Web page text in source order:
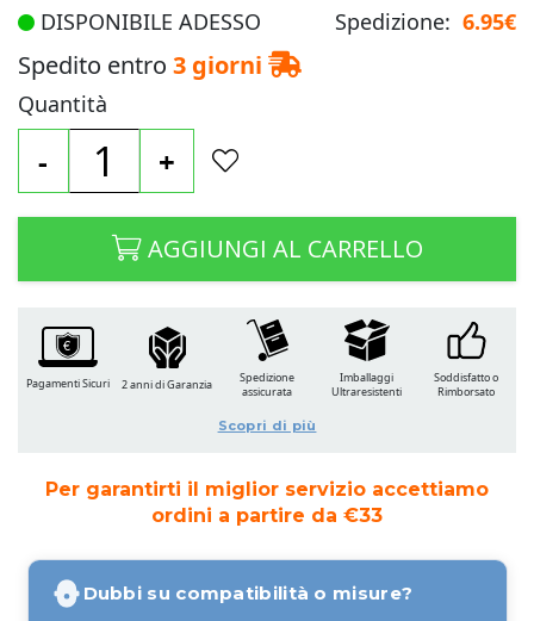
DISPONIBILE ADESSO Spedizione: 6.95€
Spedito entro 3 giorni
Quantità
- +
AGGIUNGI AL CARRELLO
Per garantirti il miglior servizio accettiamo
ordini a partire da €33
Dubbi su compatibilità o misure?
Pagamenti Sicuri 2 anni di Garanzia
Spedizione
assicurata
Imballaggi
Ultraresistenti
Soddisfatto o
Rimborsato
Scopri di più